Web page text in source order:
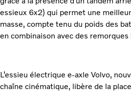
essieux 6x2) qui permet une
masse, compte tenu du poids des
en combinaison avec des remorques
L’essieu électrique e-axle Volvo,
chaîne cinématique, libère de la